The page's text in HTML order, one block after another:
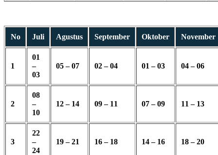
No Juli Agustus September Oktober November
1
01
–
03
05 – 07 02 – 04 01 – 03 04 – 06
2
08
–
10
12 – 14 09 – 11 07 – 09 11 – 13
3
22
–
24
19 – 21 16 – 18 14 – 16 18 – 20